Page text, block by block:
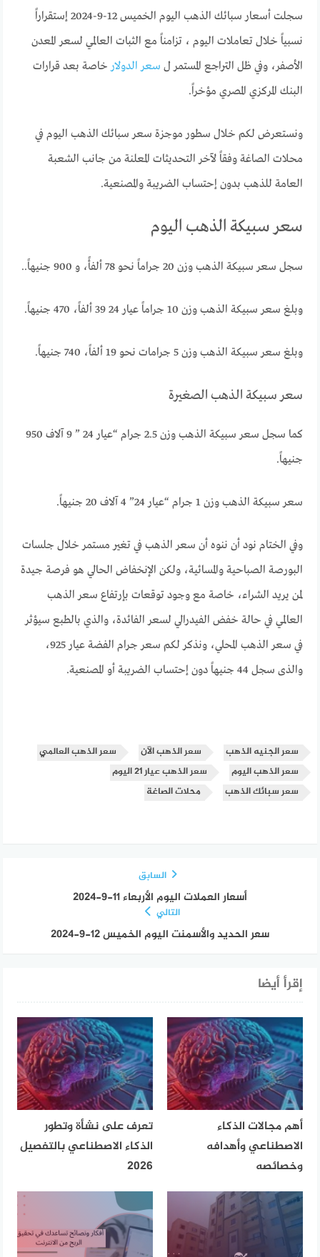
سجلت أسعار سبائك الذهب اليوم الخميس 12-9-2024 إستقراراً
نسبياً خلال تعاملات اليوم ، تزامناً مع الثبات العالمي لسعر المعدن
الأصفر، وفي ظل التراجع المستمر ل سعر الدولار خاصة بعد قرارات
البنك المركزي المصري مؤخراً.
ونستعرض لكم خلال سطور موجزة سعر سبائك الذهب اليوم في
محلات الصاغة وفقاً لآخر التحديثات المعلنة من جانب الشعبة
العامة للذهب بدون إحتساب الضريبة والمصنعية.
سعر سبيكة الذهب اليوم
سجل سعر سبيكة الذهب وزن 20 جراماً نحو 78 ألفأً، و 900 جنيهاً..
وبلغ سعر سبيكة الذهب وزن 10 جراماً عيار 24 39 ألفاً، 470 جنيهاً.
وبلغ سعر سبيكة الذهب وزن 5 جرامات نحو 19 ألفاً، 740 جنيهاً.
سعر سبيكة الذهب الصغيرة
كما سجل سعر سبيكة الذهب وزن 2.5 جرام “عيار 24 ” 9 آلاف 950
جنيهاً.
سعر سبيكة الذهب وزن 1 جرام “عيار 24” 4 آلاف 20 جنيهاً.
وفي الختام نود أن ننوه أن سعر الذهب في تغير مستمر خلال جلسات
البورصة الصباحية والمسائية، ولكن الإنخفاض الحالي هو فرصة جيدة
لمن يريد الشراء، خاصة مع وجود توقعات بإرتفاع سعر الذهب
العالمي في حالة خفض الفيدرالي لسعر الفائدة، والذي بالطبع سيؤثر
في سعر الذهب المحلي، ونذكر لكم سعر جرام الفضة عيار 925،
والذى سجل 44 جنيهاً دون إحتساب الضريبة أو المصنعية.
سعر الجنيه الذهب سعر الذهب الآن
سعر الذهب العالمي
سعر الذهب اليوم
سعر الذهب عيار 21 اليوم
سعر سبائك الذهب
محلات الصاغة
السابق
أسعار العملات اليوم الأربعاء 11-9-2024
التالي
سعر الحديد والأسمنت اليوم الخميس 12-9-2024
إقرأ أيضا
أهم مجالات الذكاء
الاصطناعي وأهدافه
وخصائصه
تعرف على نشأة وتطور
الذكاء الاصطناعي بالتفصيل
2026